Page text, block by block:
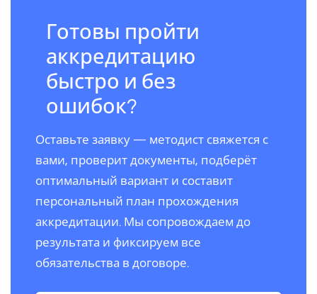
Готовы пройти
аккредитацию
быстро и без
ошибок?
Оставьте заявку — методист свяжется с
вами, проверит документы, подберёт
оптимальный вариант и составит
персональный план прохождения
аккредитации. Мы сопровождаем до
результата и фиксируем все
обязательства в договоре.